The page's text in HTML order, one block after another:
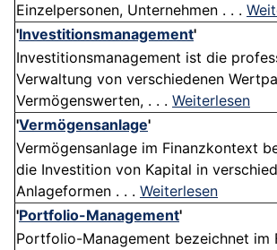
Einzelpersonen, Unternehmen . . .
'Investitionsmanagement'
Investitionsmanagement ist die
Verwaltung von verschiedenen
Vermögenswerten, . . . Weiterlesen
'Vermögensanlage'
Vermögensanlage im Finanzkontext
die Investition von Kapital in
Anlageformen . . . Weiterlesen
'Portfolio-Management'
Portfolio-Management bezeichnet im